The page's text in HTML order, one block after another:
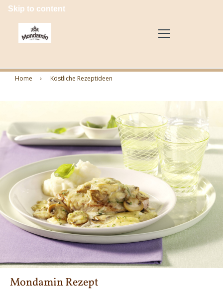
Skip to content
Home Köstliche Rezeptideen
Mondamin Rezept